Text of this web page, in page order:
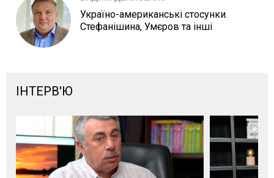
Україно-американські стосунки.
Стефанішина, Умєров та інші
ІНТЕРВ'Ю